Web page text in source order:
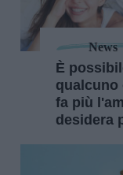
News
È
qualcuno
fa più
desidera